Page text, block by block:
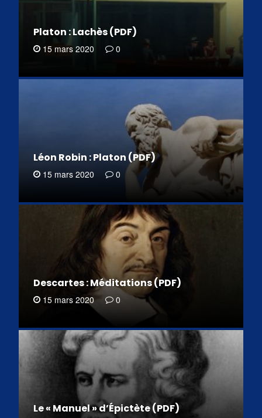
Platon : Lachès (PDF)
15 mars 2020 0
Léon Robin : Platon (PDF)
15 mars 2020 0
Descartes : Méditations (PDF)
15 mars 2020 0
Le « Manuel » d’Épictète (PDF)